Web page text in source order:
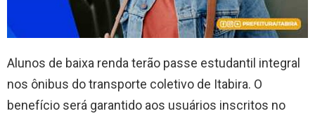
Alunos de baixa renda terão passe estudantil integral
nos ônibus do transporte coletivo de Itabira. O
benefício será garantido aos usuários inscritos no